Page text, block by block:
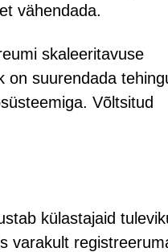
vähendada.
skaleeritavuse
on suurendada
Võltsitud
külastajaid
varakult